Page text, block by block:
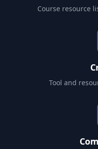
Course resource
Tool and